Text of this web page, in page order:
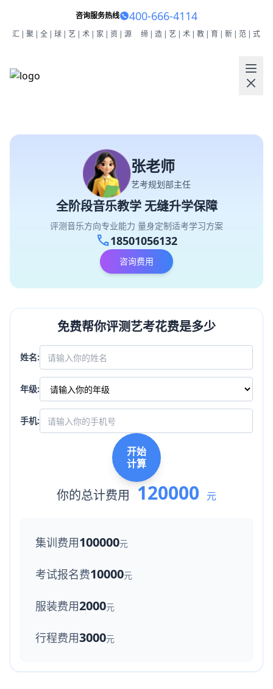
咨询服务热线 400-666-4114
汇|聚|全|球|艺|术|家|资|源 缔|造|艺|术|教|育|新|范|式
张老师
艺考规划部主任
全阶段音乐教学 无缝升学保障
评测音乐方向专业能力 量身定制适考学习方案
call18501056132
咨询费用
免费帮你评测艺考花费是多少
姓名:
年级:
手机:
开始
计算
你的总计费用 120000 元
集训费用100000元
考试报名费10000元
服装费用2000元
行程费用3000元